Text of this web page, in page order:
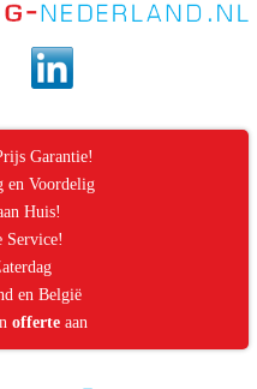
Garantie!
en Voordelig
Huis!
Service!
en België
offerte aan